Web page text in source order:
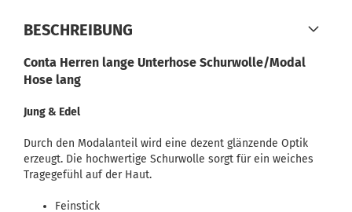
BESCHREIBUNG
Conta Herren lange Unterhose Schurwolle/Modal
Hose lang
Jung & Edel
Durch den Modalanteil wird eine dezent glänzende Optik
erzeugt. Die hochwertige Schurwolle sorgt für ein weiches
Tragegefühl auf der Haut.
Feinstick